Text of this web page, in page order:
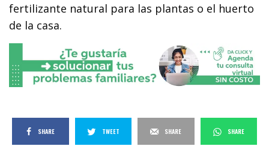
fertilizante natural para las plantas o el huerto
de la casa.
SHARE TWEET SHARE SHARE